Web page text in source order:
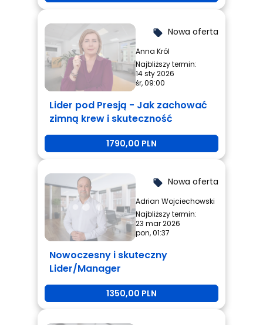
local_offer Nowa oferta
Anna Król
Najbliższy termin:
14 sty 2026
śr, 09:00
Lider pod Presją - Jak zachować
zimną krew i skuteczność
1790,00 PLN
local_offer Nowa oferta
Adrian Wojciechowski
Najbliższy termin:
23 mar 2026
pon, 01:37
Nowoczesny i skuteczny
Lider/Manager
1350,00 PLN